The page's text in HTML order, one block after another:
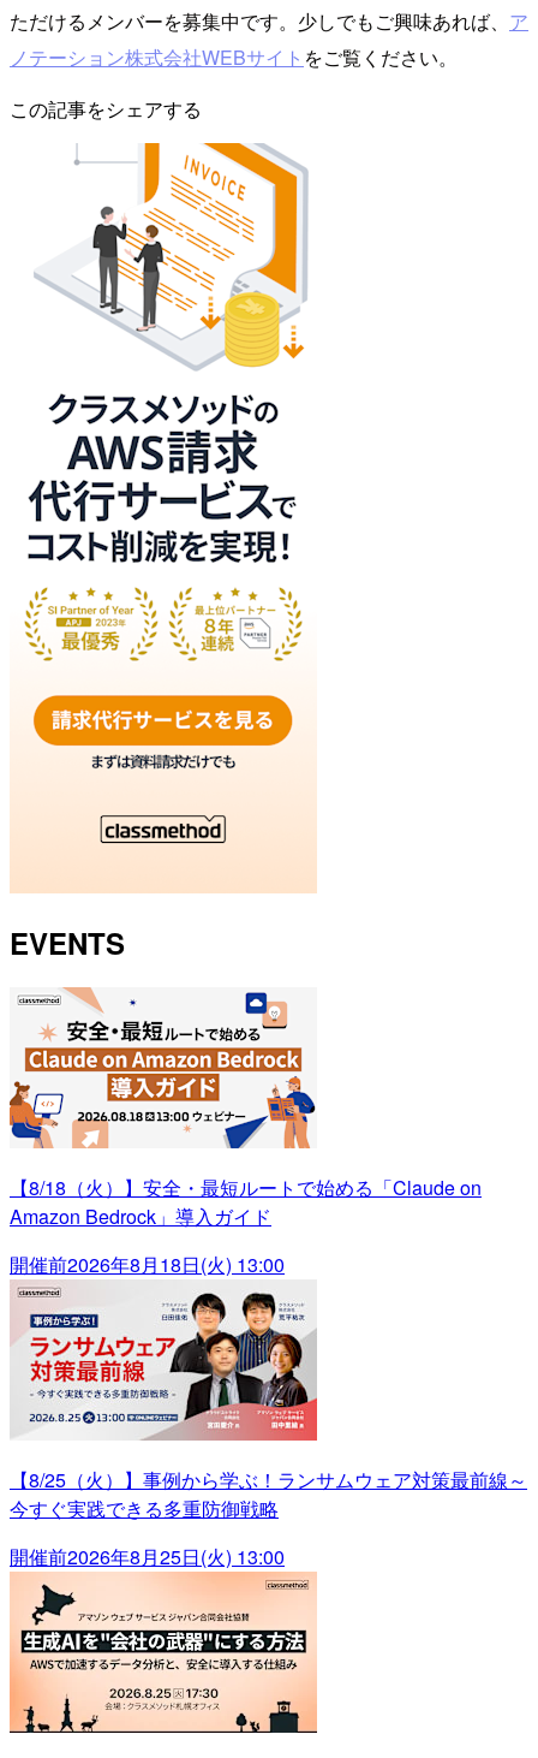
ただけるメンバーを募集中です。少しでもご興味あれば、 ア
ノテーション株式会社WEBサイト をご覧ください。
この記事をシェアする
EVENTS
【8/18（火）】安全・最短ルートで始める「Claude on
Amazon Bedrock」導入ガイド
開催前2026年8月18日(火) 13:00
【8/25（火）】事例から学ぶ！ランサムウェア対策最前線～
今すぐ実践できる多重防御戦略
開催前2026年8月25日(火) 13:00